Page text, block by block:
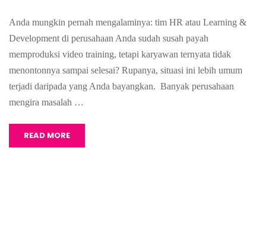
Anda mungkin pernah mengalaminya: tim HR atau Learning &
Development di perusahaan Anda sudah susah payah
memproduksi video training, tetapi karyawan ternyata tidak
menontonnya sampai selesai? Rupanya, situasi ini lebih umum
terjadi daripada yang Anda bayangkan. Banyak perusahaan
mengira masalah …
READ MORE